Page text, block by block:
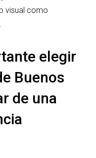
visual como
elegir
Buenos
de una